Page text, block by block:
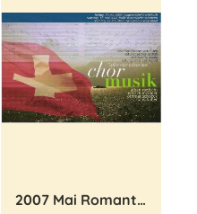
2007 Mai Romantische Schweizer Komponisten